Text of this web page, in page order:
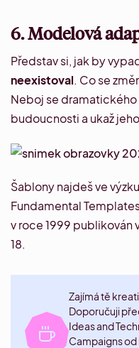
6. Modelová
Představ si, jak by
neexistoval. Co se
Neboj se
budoucnosti a ukaž
Šablony najdeš ve
Fundamental
v roce 1999 publikován
18.
Zajímá tě
Doporučuji
Ideas and
Campaignsod